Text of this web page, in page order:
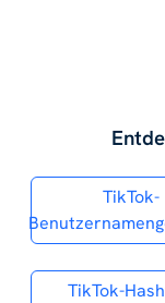
TikTok-
TikTok-